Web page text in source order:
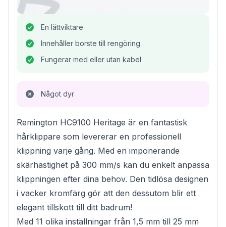
En lättviktare
Innehåller borste till rengöring
Fungerar med eller utan kabel
Något dyr
Remington HC9100 Heritage är en fantastisk
hårklippare som levererar en professionell
klippning varje gång. Med en imponerande
skärhastighet på 300 mm/s kan du enkelt anpassa
klippningen efter dina behov. Den tidlösa designen
i vacker kromfärg gör att den dessutom blir ett
elegant tillskott till ditt badrum!
Med 11 olika inställningar från 1,5 mm till 25 mm